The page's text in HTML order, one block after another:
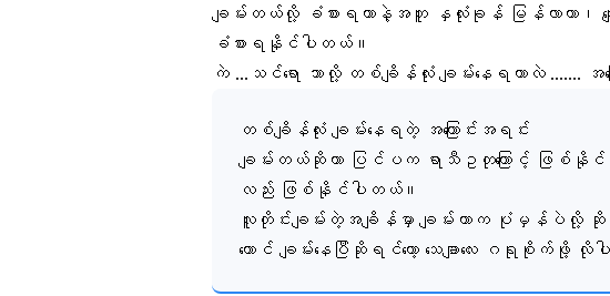
ချမ်းတယ်လို့ ခံစားရတာနဲ့အတူ နှလုံးခုန် မြန်လာတာ၊ ချွ
ခံစားရနိုင်ပါတယ်။
ကဲ …သင်ရော ဘာလို့ တစ်ချိန်လုံး ချမ်းနေရတာလဲ ……. အဖြေ
တစ်ချိန်လုံး ချမ်းနေရတဲ့ အကြောင်းအရင်း
ချမ်းတယ်ဆိုတာ ပြင်ပက ရာသီဥတုကြောင့် ဖြစ်နိုင်သ
လည်း ဖြစ်နိုင်ပါတယ်။
လူတိုင်းချမ်းတဲ့အချိန်မှာ ချမ်းတာက ပုံမှန်ပဲလို့ ဆို
တောင် ချမ်းနေပြီဆိုရင်တော့ သေချာလေး ဂရုစိုက်ဖို့ လို